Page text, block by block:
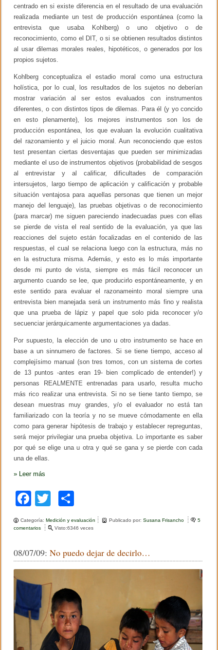
centrado en si existe diferencia en el resultado de una evaluación
realizada mediante un test de producción espontánea (como la
entrevista que usaba Kohlberg) o uno objetivo o de
reconocimiento, como el DIT, o si se obtienen resultados distintos
al usar dilemas morales reales, hipotéticos, o generados por los
propios sujetos.
Kohlberg conceptualiza el estadio moral como una estructura
holística, por lo cual, los resultados de los sujetos no deberían
mostrar variación al ser estos evaluados con instrumentos
diferentes, o con distintos tipos de dilemas. Para él (y yo concido
en esto plenamente), los mejores instrumentos son los de
producción espontánea, los que evaluan la evolución cualitativa
del razonamiento y el juicio moral. Aun reconociendo que estos
test presentan ciertas desventajas que pueden ser minimizadas
mediante el uso de instrumentos objetivos (probabilidad de sesgos
al entrevistar y al calificar, dificultades de comparación
intersujetos, largo tiempo de aplicación y calificación y probable
situación ventajosa para aquellas personas que tienen un mejor
manejo del lenguaje), las pruebas objetivas o de reconocimiento
(para marcar) me siguen pareciendo inadecuadas pues con ellas
se pierde de vista el real sentido de la evaluación, ya que las
reacciones del sujeto están focalizadas en el contenido de las
respuestas, el cual se relaciona luego con la estructura, más no
en la estructura misma. Además, y esto es lo más importante
desde mi punto de vista, siempre es más fácil reconocer un
argumento cuando se lee, que producirlo espontáneamente, y en
este sentido para evaluar el razonameinto moral siempre una
entrevista bien manejada será un instrumento más fino y realista
que una prueba de lápiz y papel que solo pida reconocer y/o
secuenciar jerárquicamente argumentaciones ya dadas.
Por supuesto, la elección de uno u otro instrumento se hace en
base a un sinnumero de factores. Si se tiene tiempo, acceso al
complejísimo manual (son tres tomos, con un sistema de cortes
de 13 puntos -antes eran 19- bien complicado de entender!) y
personas REALMENTE entrenadas para usarlo, resulta mucho
más rico realizar una entrevista. Si no se tiene tanto tiempo, se
desean muestras muy grandes, y/o el evaluador no está tan
familiarizado con la teoría y no se mueve cómodamente en ella
como para generar hipótesis de trabajo y establecer repreguntas,
será mejor privilegiar una prueba objetiva. Lo importante es saber
por qué se elige una u otra y qué se gana y se pierde con cada
una de ellas.
» Leer más
F
a
c
b
o
k
wi
tt
o
m
ar
Categoría:Medición y evaluación Publicado por:Susana Frisancho
5
comentarios
i
n
v
Visto:6346 veces
08/07/09:No puedo dejar de decirlo…